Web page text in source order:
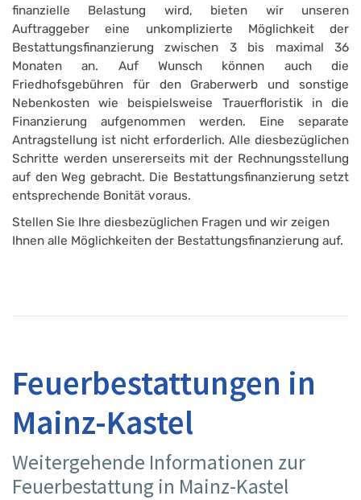
finanzielle Belastung wird, bieten wir unseren
Auftraggeber eine unkomplizierte Möglichkeit der
Bestattungsfinanzierung zwischen 3 bis maximal 36
Monaten an. Auf Wunsch können auch die
Friedhofsgebühren für den Graberwerb und sonstige
Nebenkosten wie beispielsweise Trauerfloristik in die
Finanzierung aufgenommen werden. Eine separate
Antragstellung ist nicht erforderlich. Alle diesbezüglichen
Schritte werden unsererseits mit der Rechnungsstellung
auf den Weg gebracht. Die Bestattungsfinanzierung setzt
entsprechende Bonität voraus.
Stellen Sie Ihre diesbezüglichen Fragen und wir zeigen
Ihnen alle Möglichkeiten der Bestattungsfinanzierung auf.
Feuerbestattungen in
Mainz-Kastel
Weitergehende Informationen zur
Feuerbestattung in Mainz-Kastel